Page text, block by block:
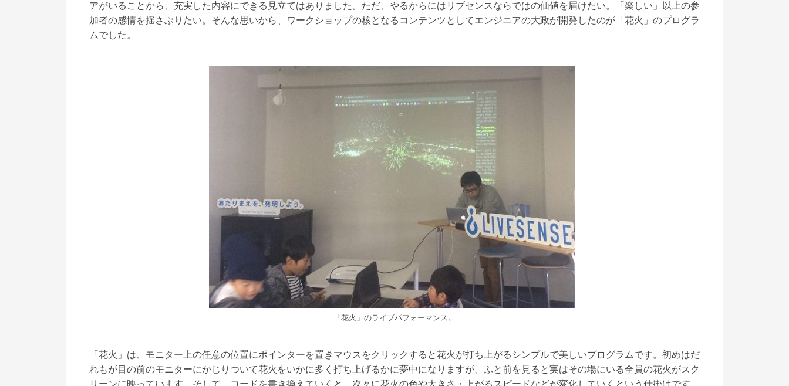
アがいることから、充実した内容にできる見立てはありました。ただ、やるからにはリブセンスならではの価値を届けたい。「楽しい」以上の参
加者の感情を揺さぶりたい。そんな思いから、ワークショップの核となるコンテンツとしてエンジニアの大政が開発したのが「花火」のプログラ
ムでした。
「花火」のライブパフォーマンス。
「花火」は、モニター上の任意の位置にポインターを置きマウスをクリックすると花火が打ち上がるシンプルで美しいプログラムです。初めはだ
れもが目の前のモニターにかじりついて花火をいかに多く打ち上げるかに夢中になりますが、ふと前を見ると実はその場にいる全員の花火がスク
リーンに映っています。そして、コードを書き換えていくと、次々に花火の色や大きさ・上がるスピードなどが変化していくという仕掛けです。